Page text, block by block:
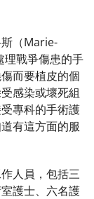
（Marie-
理戰爭傷患的手
而要植皮的個
感染或壞死組
專科的手術護
有這方面的服
人員，包括三
護士、六名護